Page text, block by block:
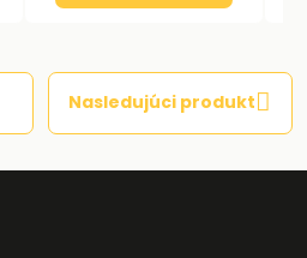
Nasledujúci produkt